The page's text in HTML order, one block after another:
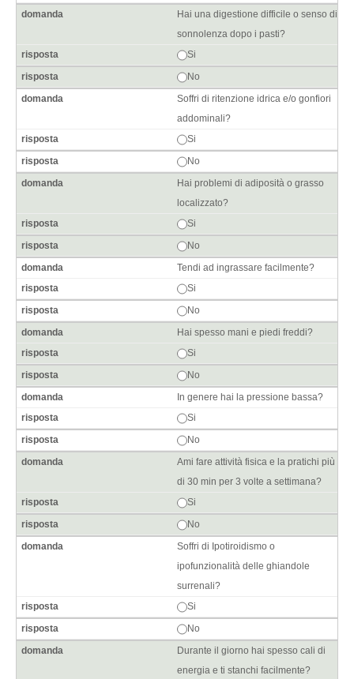
Hai una digestione difficile o senso di
sonnolenza dopo i pasti?
Si
No
Soffri di ritenzione idrica e/o gonfiori
addominali?
Si
No
Hai problemi di adiposità o grasso
localizzato?
Si
No
Tendi ad ingrassare facilmente?
Si
No
Hai spesso mani e piedi freddi?
Si
No
In genere hai la pressione bassa?
Si
No
Ami fare attività fisica e la pratichi più
di 30 min per 3 volte a settimana?
Si
No
Soffri di Ipotiroidismo o
ipofunzionalità delle ghiandole
surrenali?
Si
No
Durante il giorno hai spesso cali di
energia e ti stanchi facilmente?